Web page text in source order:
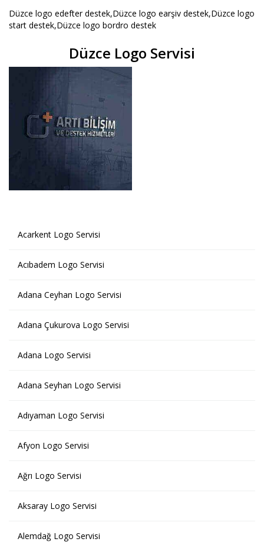
Düzce logo edefter destek,Düzce logo earşiv destek,Düzce logo
start destek,Düzce logo bordro destek
Düzce Logo Servisi
Acarkent Logo Servisi
Acıbadem Logo Servisi
Adana Ceyhan Logo Servisi
Adana Çukurova Logo Servisi
Adana Logo Servisi
Adana Seyhan Logo Servisi
Adıyaman Logo Servisi
Afyon Logo Servisi
Ağrı Logo Servisi
Aksaray Logo Servisi
Alemdağ Logo Servisi